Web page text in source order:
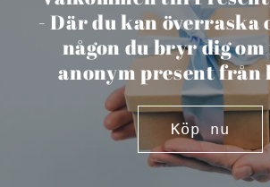
- Där du kan överraska
någon du bryr dig om
anonym present
Köp nu